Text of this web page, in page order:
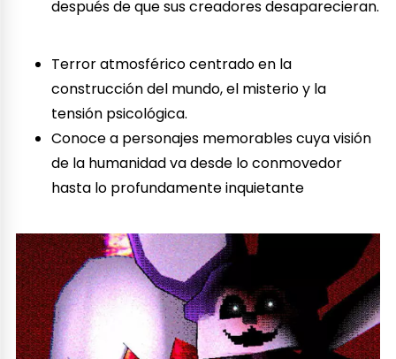
después de que sus creadores desaparecieran.
Terror atmosférico centrado en la
construcción del mundo, el misterio y la
tensión psicológica.
Conoce a personajes memorables cuya visión
de la humanidad va desde lo conmovedor
hasta lo profundamente inquietante